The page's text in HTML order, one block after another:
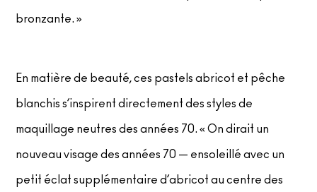
bronzante. »
En matière de beauté, ces pastels abricot et pêche
blanchis s’inspirent directement des styles de
maquillage neutres des années 70. « On dirait un
nouveau visage des années 70 — ensoleillé avec un
petit éclat supplémentaire d’abricot au centre des